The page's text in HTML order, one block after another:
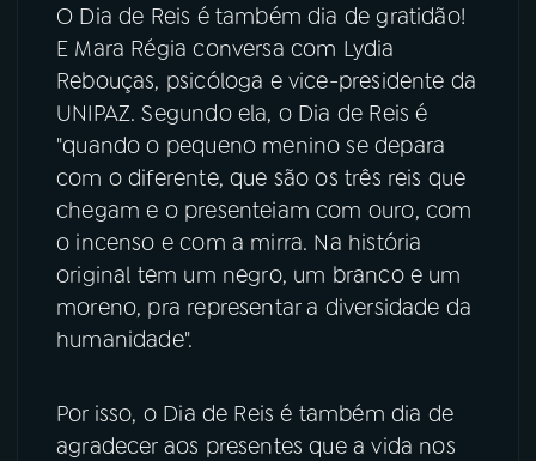
O Dia de Reis é também dia de gratidão!
E Mara Régia conversa com Lydia
Rebouças, psicóloga e vice-presidente da
UNIPAZ. Segundo ela, o Dia de Reis é
"quando o pequeno menino se depara
com o diferente, que são os três reis que
chegam e o presenteiam com ouro, com
o incenso e com a mirra. Na história
original tem um negro, um branco e um
moreno, pra representar a diversidade da
humanidade".
Por isso, o Dia de Reis é também dia de
agradecer aos presentes que a vida nos